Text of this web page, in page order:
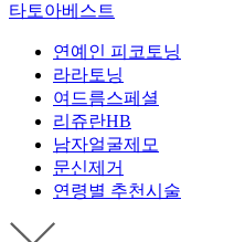
타토아베스트
연예인 피코토닝
라라토닝
여드름스페셜
리쥬란HB
남자얼굴제모
문신제거
연령별 추천시술